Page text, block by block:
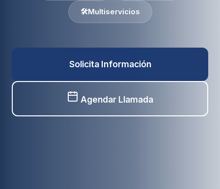
🛠️Multiservicios
Solicita Información
Agendar Llamada